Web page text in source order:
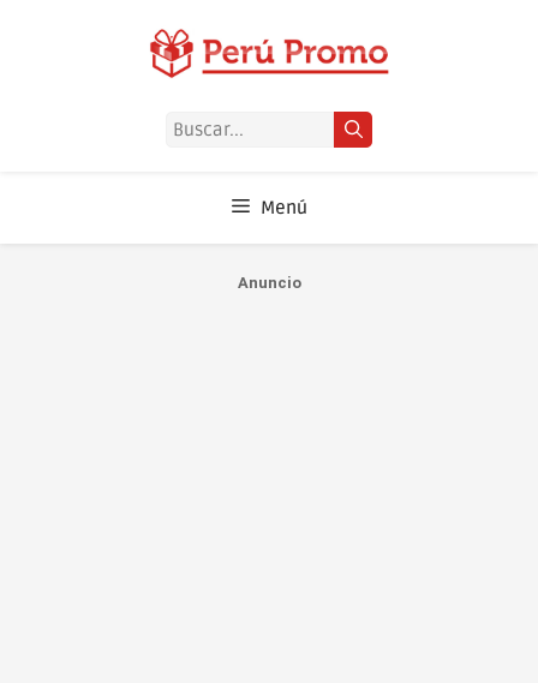
Buscar:
Menú
Anuncio